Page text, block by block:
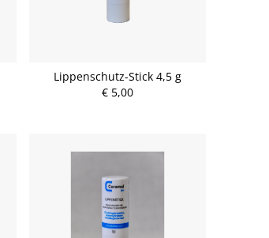
Lippenschutz-Stick 4,5 g
€ 5,00